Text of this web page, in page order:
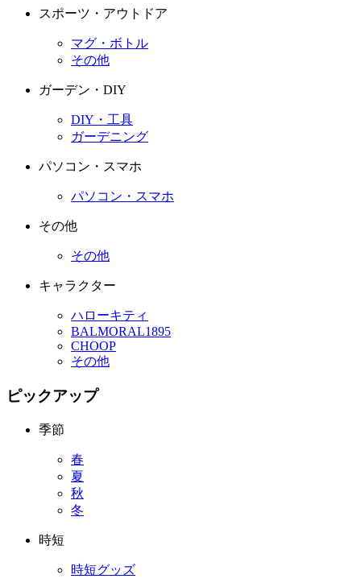
スポーツ・アウトドア
マグ・ボトル
その他
ガーデン・DIY
DIY・工具
ガーデニング
パソコン・スマホ
パソコン・スマホ
その他
その他
キャラクター
ハローキティ
BALMORAL1895
CHOOP
その他
ピックアップ
季節
春
夏
秋
冬
時短
時短グッズ